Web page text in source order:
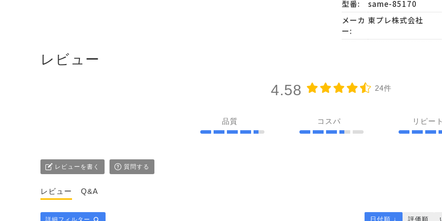
型番:
same-85170
メーカ
ー:
東プレ株式会社
レビュー
4.58 24件
品質 コスパ リピー
レビューを書く 質問する
レビュー Q&A
詳細フィルター 日付順 ↓ 評価順